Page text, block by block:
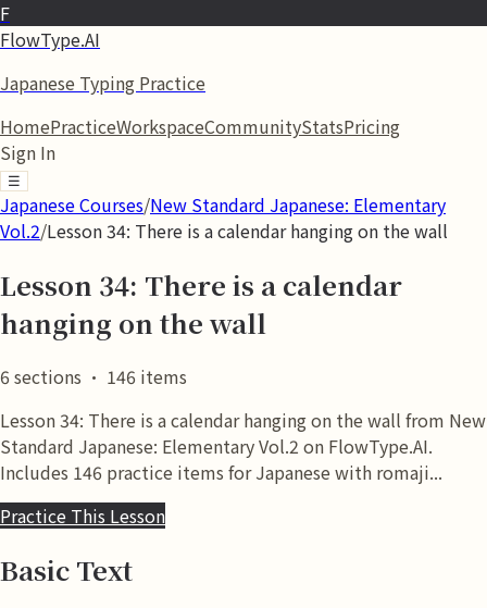
F
FlowType.AI
Japanese Typing Practice
HomePracticeWorkspaceCommunityStatsPricing
Sign In
☰
Japanese Courses/New Standard Japanese: Elementary
Vol.2/Lesson 34: There is a calendar hanging on the wall
Lesson 34: There is a calendar
hanging on the wall
6sections · 146 items
Lesson 34: There is a calendar hanging on the wall from New
Standard Japanese: Elementary Vol.2 on FlowType.AI.
Includes 146 practice items for Japanese with romaji...
Practice This Lesson
Basic Text